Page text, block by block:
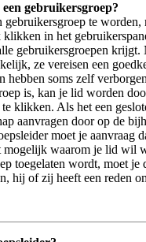
gebruikersgroep?
gebruikersgroep te worden,
in het
gebruikersgroepen krijgt.
ze vereisen een
hebben soms zelf
is, kan je lid worden
klikken. Als het een
aanvragen door op de
moet je aanvraag
waarom je lid wil
toegelaten wordt, moet je
hij of zij heeft een reden